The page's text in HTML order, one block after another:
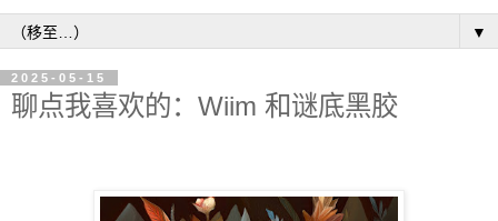
▼
2025-05-15
聊点我喜欢的：Wiim 和谜底黑胶